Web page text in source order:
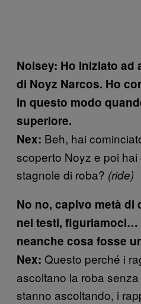
Noisey: Ho iniziato ad
di Noyz Narcos. Ho
in questo modo
superiore.
Nex: Beh, hai
scoperto Noyz e poi
stagnole di roba? (ride)
No no, capivo metà di
nei testi, figuriamoci…
neanche cosa fosse
Nex: Questo perché i
ascoltano la roba
stanno ascoltando, i